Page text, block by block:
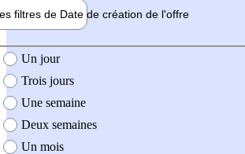
filtres de Date de création de l'offre
création de l'offre
Un jour
Trois jours
Une semaine
Deux semaines
Un mois